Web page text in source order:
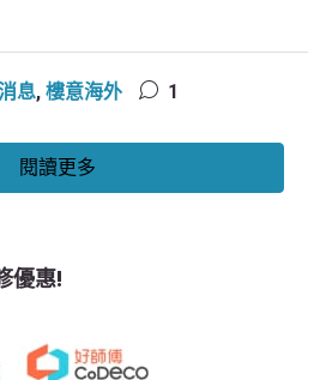
息, 樓意海外 1
閱讀更多
優惠!